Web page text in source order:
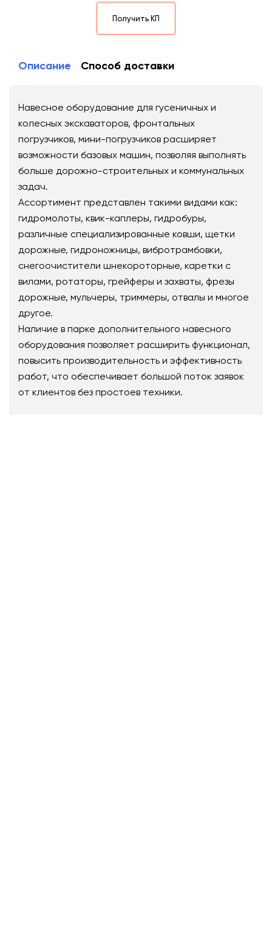
Получить КП
Описание Способ доставки
Навесное оборудование для гусеничных и
колесных экскаваторов, фронтальных
погрузчиков, мини-погрузчиков расширяет
возможности базовых машин, позволяя выполнять
больше дорожно-строительных и коммунальных
задач.
Ассортимент представлен такими видами как:
гидромолоты, квик-каплеры, гидробуры,
различные специализированные ковши, щетки
дорожные, гидроножницы, вибротрамбовки,
снегоочистители шнекороторные, каретки с
вилами, ротаторы, грейферы и захваты, фрезы
дорожные, мульчеры, триммеры, отвалы и многое
другое.
Наличие в парке дополнительного навесного
оборудования позволяет расширить функционал,
повысить производительность и эффективность
работ, что обеспечивает большой поток заявок
от клиентов без простоев техники.